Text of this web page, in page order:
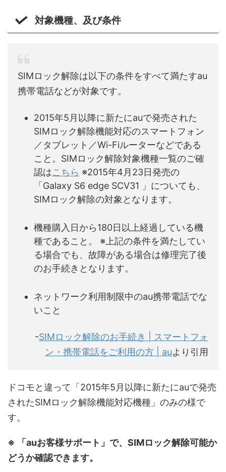
対象機種、及び条件
SIMロック解除は以下の条件をすべて満たすau
携帯電話などが対象です。
2015年5月以降に新たにauで発売された
SIMロック解除機能対応のスマートフォン
／タブレット／Wi-Fiルーターなどである
こと。SIMロック解除対象機種一覧のご確
認はこちら ※2015年4月23日発売の
「Galaxy S6 edge SCV31 」についても、
SIMロック解除の対象となります。
機種購入日から180日以上経過している機
種であること。 ※上記の条件を満たしてい
る場合でも、故障がある場合は修理完了後
のお手続きとなります。
ネットワーク利用制限中のau携帯電話でな
いこと
-SIMロック解除のお手続き | スマートフォ
ン・携帯電話をご利用の方 | auより引用
ドコモと違って「2015年5月以降に新たにauで発売
されたSIMロック解除機能対応機種」のみの様で
す。
※ 「auお客様サポート」で、SIMロック解除可能か
どうか確認できます。